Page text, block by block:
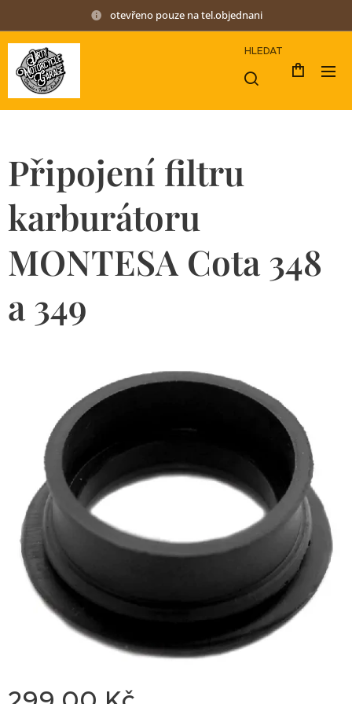
otevřeno pouze na tel.objednani
HLEDAT
Připojení filtru
karburátoru
MONTESA Cota 348
a 349